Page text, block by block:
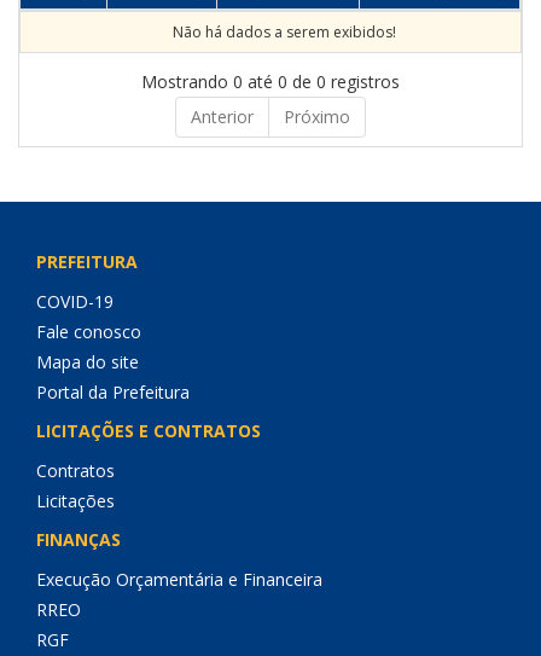
Não há dados a serem exibidos!
Mostrando 0 até 0 de 0 registros
Anterior
Próximo
PREFEITURA
COVID-19
Fale conosco
Mapa do site
Portal da Prefeitura
LICITAÇÕES E CONTRATOS
Contratos
Licitações
FINANÇAS
Execução Orçamentária e Financeira
RREO
RGF